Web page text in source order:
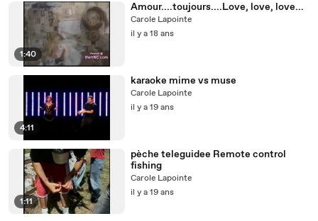
1:40
Amour....toujours....Love, love, love...
Carole Lapointe
il y a 18 ans
4:11
karaoke mime vs muse
Carole Lapointe
il y a 19 ans
1:11
pèche teleguidee Remote control
fishing
Carole Lapointe
il y a 19 ans